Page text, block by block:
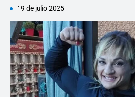
19 de julio 2025